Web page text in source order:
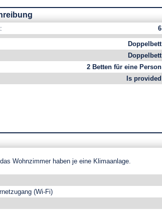
6
Doppelbett
Doppelbett
2 Betten für eine Person
Is provided
Wohnzimmer haben je eine Klimaanlage.
(Wi-Fi)